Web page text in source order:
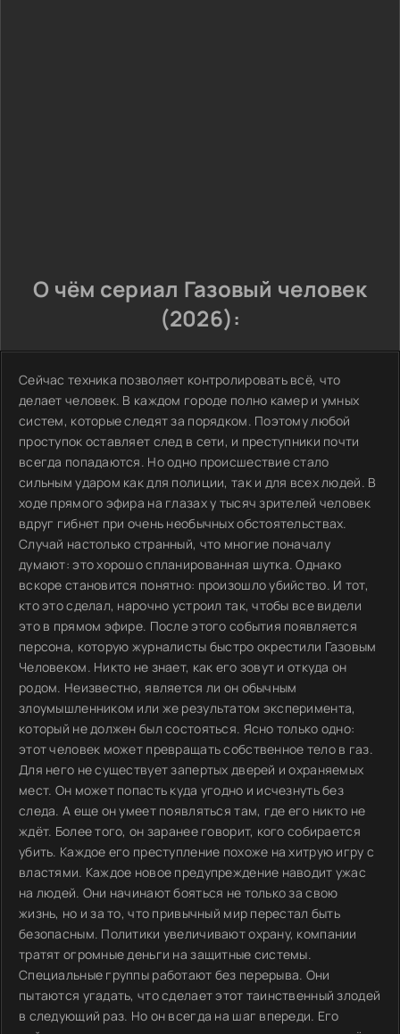
О чём сериал Газовый человек
(2026):
Сейчас техника позволяет контролировать всё, что
делает человек. В каждом городе полно камер и умных
систем, которые следят за порядком. Поэтому любой
проступок оставляет след в сети, и преступники почти
всегда попадаются. Но одно происшествие стало
сильным ударом как для полиции, так и для всех людей. В
ходе прямого эфира на глазах у тысяч зрителей человек
вдруг гибнет при очень необычных обстоятельствах.
Случай настолько странный, что многие поначалу
думают: это хорошо спланированная шутка. Однако
вскоре становится понятно: произошло убийство. И тот,
кто это сделал, нарочно устроил так, чтобы все видели
это в прямом эфире. После этого события появляется
персона, которую журналисты быстро окрестили Газовым
Человеком. Никто не знает, как его зовут и откуда он
родом. Неизвестно, является ли он обычным
злоумышленником или же результатом эксперимента,
который не должен был состояться. Ясно только одно:
этот человек может превращать собственное тело в газ.
Для него не существует запертых дверей и охраняемых
мест. Он может попасть куда угодно и исчезнуть без
следа. А еще он умеет появляться там, где его никто не
ждёт. Более того, он заранее говорит, кого собирается
убить. Каждое его преступление похоже на хитрую игру с
властями. Каждое новое предупреждение наводит ужас
на людей. Они начинают бояться не только за свою
жизнь, но и за то, что привычный мир перестал быть
безопасным. Политики увеличивают охрану, компании
тратят огромные деньги на защитные системы.
Специальные группы работают без перерыва. Они
пытаются угадать, что сделает этот таинственный злодей
в следующий раз. Но он всегда на шаг впереди. Его